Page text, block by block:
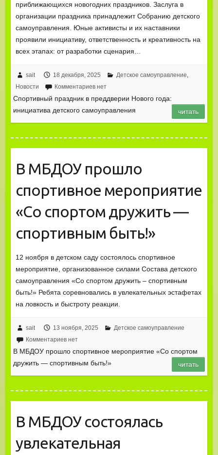
приближающихся новогодних праздников. Заслуга в
организации праздника принадлежит Собранию детского
самоуправления. Юные активисты и их наставники
проявили инициативу, ответственность и креативность на
всех этапах: от разработки сценария…
sait 18 декабря, 2025 Детское самоуправление,
Новости
Комментариев нет
Спортивный праздник в преддверии Нового года:
инициатива детского самоуправления
читать
В МБДОУ прошло
спортивное мероприятие
«Со спортом дружить —
спортивным быть!»
12 ноября в детском саду состоялось спортивное
мероприятие, организованное силами Состава детского
самоуправления «Со спортом дружить – спортивным
быть!» Ребята соревновались в увлекательных эстафетах
на ловкость и быстроту реакции.
sait 13 ноября, 2025
Детское самоуправление
Комментариев нет
В МБДОУ прошло спортивное мероприятие «Со спортом
дружить — спортивным быть!»
читать
В МБДОУ состоялась
увлекательная